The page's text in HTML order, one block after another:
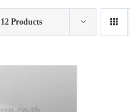
12 Products